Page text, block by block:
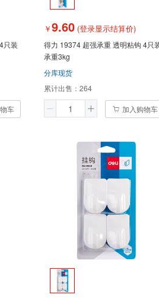
只装
车
￥9.60 (登录显示结算价)
得力 19374 超强承重 透明粘钩 4只
承重3kg
分库现货
累计出售： 264
加入购物车